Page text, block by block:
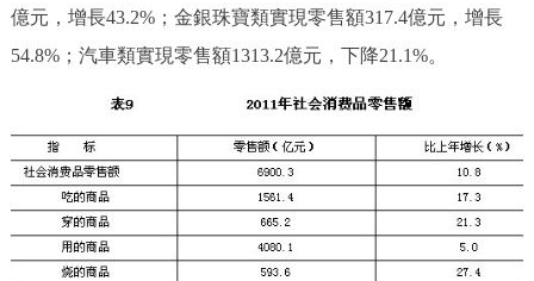
億元，增長43.2%；金銀珠寶類實現零售額317.4億元，增長
54.8%；汽車類實現零售額1313.2億元，下降21.1%。